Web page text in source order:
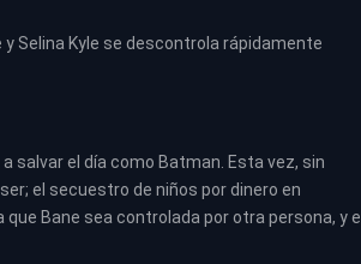
Selina Kyle se descontrola rápidamente
salvar el día como Batman. Esta vez, sin
el secuestro de niños por dinero en
Bane sea controlada por otra persona, y el